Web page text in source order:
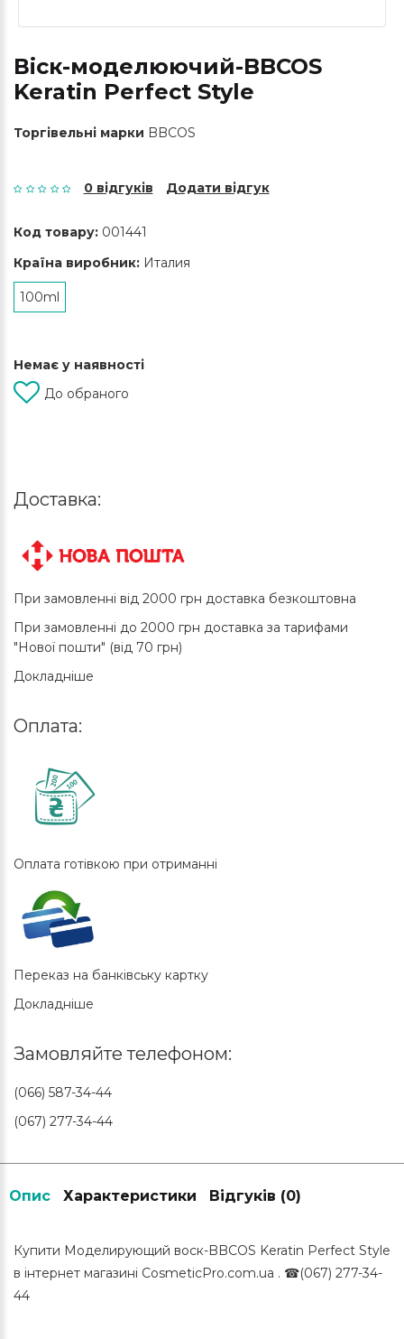
Віск-моделюючий-BBCOS
Keratin Perfect Style
Торгівельні марки BBCOS
0 відгуків Додати відгук
Код товару: 001441
Країна виробник: Италия
100ml
Немає у наявності
До обраного
Доставка:
При замовленні від 2000 грн доставка безкоштовна
При замовленні до 2000 грн доставка за тарифами
"Нової пошти" (від 70 грн)
Докладніше
Оплата:
Оплата готівкою при отриманні
Переказ на банківську картку
Докладніше
Замовляйте телефоном:
(066) 587-34-44
(067) 277-34-44
Опис Характеристики Відгуків (0)
Купити Моделирующий воск-BBCOS Keratin Perfect Style
в інтернет магазині CosmeticPro.com.ua . ☎(067) 277-34-
44